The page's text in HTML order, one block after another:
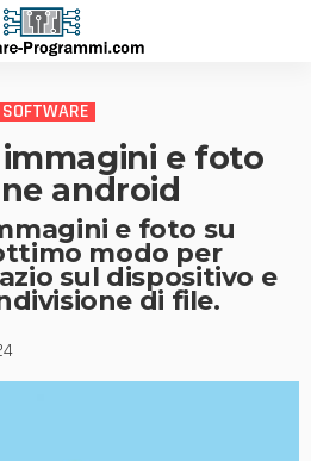
SOFTWARE
e foto
android
e foto su
modo per
sul dispositivo e
di file.